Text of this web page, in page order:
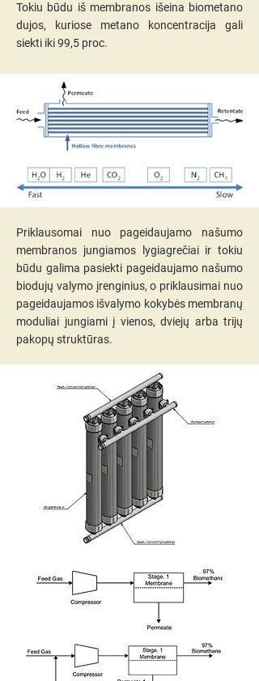
Tokiu būdu iš membranos išeina biometano
dujos, kuriose metano koncentracija gali
siekti iki 99,5 proc.
Priklausomai nuo pageidaujamo našumo
membranos jungiamos lygiagrečiai ir tokiu
būdu galima pasiekti pageidaujamo našumo
biodujų valymo įrenginius, o priklausimai nuo
pageidaujamos išvalymo kokybės membranų
moduliai jungiami į vienos, dviejų arba trijų
pakopų struktūras.